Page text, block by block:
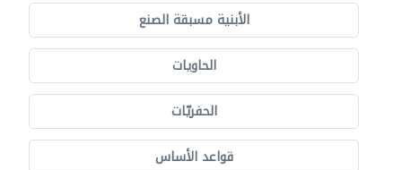
الأبنية مسبقة الصنع
الحاويات
الحفريّات
قواعد الأساس